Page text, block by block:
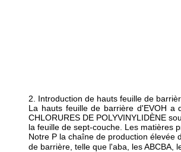
2. Introduction de hauts feuille de
La hauts feuille de barrière d'EVOH a
CHLORURES DE POLYVINYLIDÈNE
la feuille de sept-couche. Les matières
Notre P la chaîne de production élevée
de barrière, telle que l'aba, les ABCBA,